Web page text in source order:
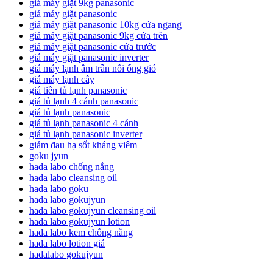
giá máy giặt 9kg panasonic
giá máy giặt panasonic
giá máy giặt panasonic 10kg cửa ngang
giá máy giặt panasonic 9kg cửa trên
giá máy giặt panasonic cửa trước
giá máy giặt panasonic inverter
giá máy lạnh âm trần nối ống gió
giá máy lạnh cây
giá tiền tủ lạnh panasonic
giá tủ lạnh 4 cánh panasonic
giá tủ lạnh panasonic
giá tủ lạnh panasonic 4 cánh
giá tủ lạnh panasonic inverter
giảm đau hạ sốt kháng viêm
goku jyun
hada labo chống nắng
hada labo cleansing oil
hada labo goku
hada labo gokujyun
hada labo gokujyun cleansing oil
hada labo gokujyun lotion
hada labo kem chống nắng
hada labo lotion giá
hadalabo gokujyun